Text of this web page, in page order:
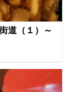
道（１）～